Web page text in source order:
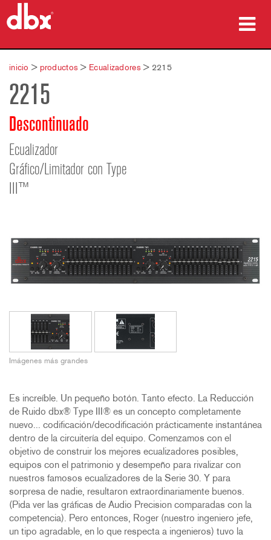
productos
Casos de estudio
dónde comprar
capacitación
soporte
Idioma/Región
inicio > productos > Ecualizadores> 2215
2215
Descontinuado
Ecualizador
Gráfico/Limitador con Type
III™
Imágenes más grandes
Es increíble. Un pequeño botón. Tanto efecto. La Reducción
de Ruido dbx® Type III® es un concepto completamente
nuevo... codificación/decodificación prácticamente instantánea
dentro de la circuitería del equipo. Comenzamos con el
objetivo de construir los mejores ecualizadores posibles,
equipos con el patrimonio y desempeño para rivalizar con
nuestros famosos ecualizadores de la Serie 30. Y para
sorpresa de nadie, resultaron extraordinariamente buenos.
(Pida ver las gráficas de Audio Precision comparadas con la
competencia). Pero entonces, Roger (nuestro ingeniero jefe,
un tipo agradable, en lo que respecta a ingenieros) tuvo la